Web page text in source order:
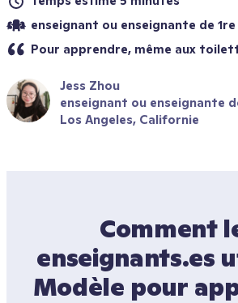
enseignant ou enseignante de 1re
Pour apprendre, même aux
Jess Zhou
enseignant ou enseignante
Los Angeles, Californie
Comment
enseignants.es
Modèle pour